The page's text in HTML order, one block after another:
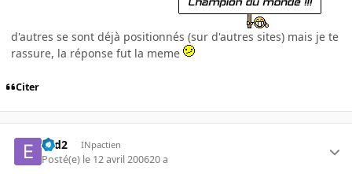
d'autres se sont déjà positionnés (sur d'autres sites) mais je te
rassure, la réponse fut la meme
Citer
e2d2 INpactien
Posté(e) le 12 avril 200620 a